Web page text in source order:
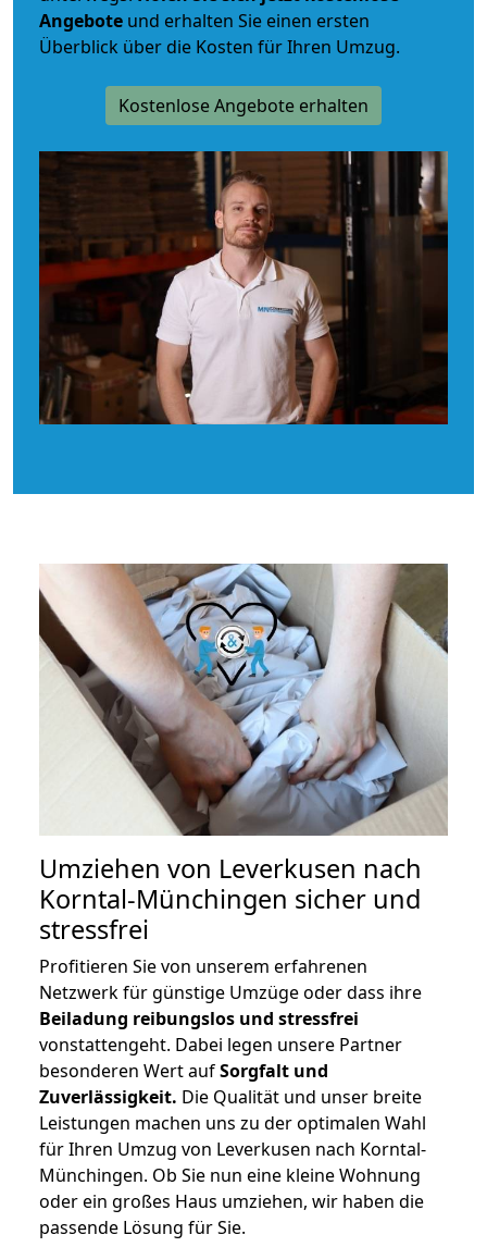
Angebote und erhalten Sie einen ersten
Überblick über die Kosten für Ihren Umzug.
Kostenlose Angebote erhalten
Umziehen von Leverkusen nach
Korntal-Münchingen sicher und
stressfrei
Profitieren Sie von unserem erfahrenen
Netzwerk für günstige Umzüge oder dass ihre
Beiladung reibungslos und stressfrei
vonstattengeht. Dabei legen unsere Partner
besonderen Wert aufSorgfalt und
Zuverlässigkeit. Die Qualität und unser breite
Leistungen machen uns zu der optimalen Wahl
für Ihren Umzug von Leverkusen nach Korntal-
Münchingen. Ob Sie nun eine kleine Wohnung
oder ein großes Haus umziehen, wir haben die
passende Lösung für Sie.